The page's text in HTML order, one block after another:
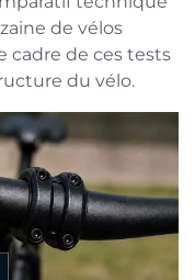
de vélos
cadre de ces tests
du vélo.